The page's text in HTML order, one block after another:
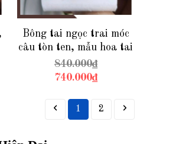
Bông tai ngọc trai móc
câu tòn ten, mẫu hoa tai
ngọc trai thật đẹp sang
trọng cho nữ mã
840.000₫
740.000₫
1 2